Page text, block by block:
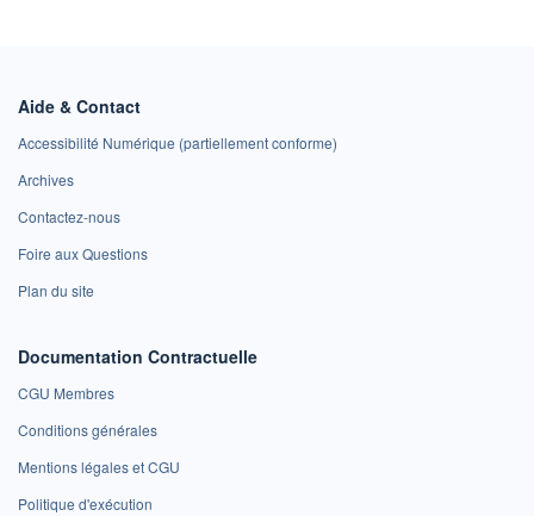
Aide & Contact
Accessibilité Numérique (partiellement conforme)
Archives
Contactez-nous
Foire aux Questions
Plan du site
Documentation Contractuelle
CGU Membres
Conditions générales
Mentions légales et CGU
Politique d'exécution